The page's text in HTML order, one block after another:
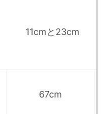
11cmと23cm
67cm